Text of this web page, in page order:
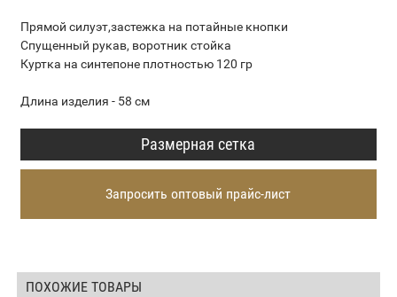
Прямой силуэт,застежка на потайные кнопки
Спущенный рукав, воротник стойка
Куртка на синтепоне плотностью 120 гр
Длина изделия - 58 см
Размерная сетка
Запросить оптовый прайс-лист
ПОХОЖИЕ ТОВАРЫ